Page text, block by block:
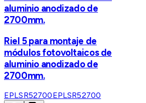
aluminio anodizado de
2700mm.
Riel 5 para montaje de
módulos fotovoltaicos de
aluminio anodizado de
2700mm.
EPLSR52700EPLSR52700